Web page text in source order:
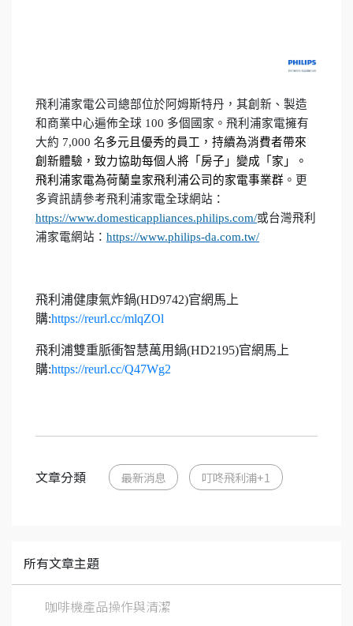
飛利浦家電公司總部位於阿姆斯特丹，其創新、製造
和商業中心遍佈全球 100 多個國家。飛利浦家電擁有
大約 7,000 名多元且優秀的員工，持續為消費者帶來
創新體驗，致力協助每個人將「房子」變成「家」。
飛利浦家電為荷蘭皇家飛利浦公司的家電事業群 。更
多資訊請參考飛利浦家電全球網站 ：
https://www.domesticappliances.philips.com/或台灣飛利
浦家電網站 ： https://www.philips-da.com.tw/
飛利浦健康氣炸鍋(HD9742)官網馬上
購:https://reurl.cc/mlqZOl
飛利浦雙重脈衝智慧萬用鍋(HD2195)官網馬上
購:https://reurl.cc/Q47Wg2
文章分類 最新消息 叮咚飛利浦+1
所有文章主題
咖啡機產品操作與清潔